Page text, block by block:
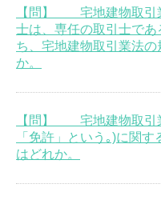
【問】 宅地建物取引
士は、専任の取引士であ
ち、宅地建物取引業法
か。
【問】 宅地建物取引
「免許」という｡)に関
はどれか。